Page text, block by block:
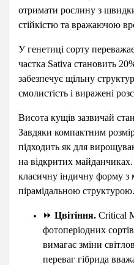
отримати рослину з
стійкістю та вражаючою
У генетиці сорту
частка Sativa становить
забезпечує щільну
смолистість і виражені
Висота кущів зазвичай
Завдяки компактним
підходить як для
на відкритих
класичну індичну форму з
пірамідальною структурою.
⏩ Цвітіння. Critical
фотоперіодних
вимагає зміни
переваг гібрида